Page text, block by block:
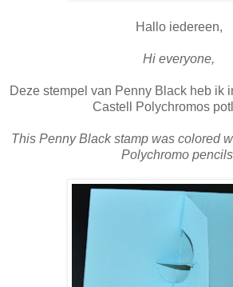
Hallo iedereen,
Hi everyone,
Deze stempel van Penny Black heb ik
Castell Polychromos
This Penny Black stamp was colored
Polychromo